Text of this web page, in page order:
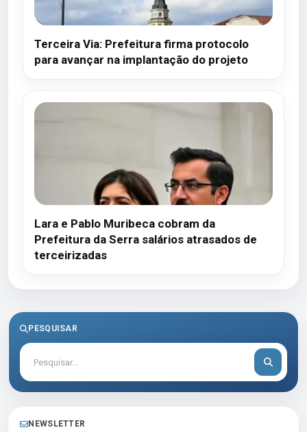
Terceira Via: Prefeitura firma protocolo
para avançar na implantação do projeto
Lara e Pablo Muribeca cobram da
Prefeitura da Serra salários atrasados de
terceirizadas
PESQUISAR
NEWSLETTER